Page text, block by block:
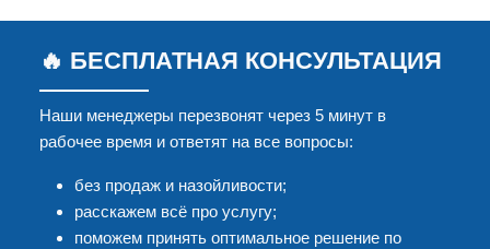
🔥 БЕСПЛАТНАЯ КОНСУЛЬТАЦИЯ
Наши менеджеры перезвонят через 5 минут в
рабочее время и ответят на все вопросы:
без продаж и назойливости;
расскажем всё про услугу;
поможем принять оптимальное решение по